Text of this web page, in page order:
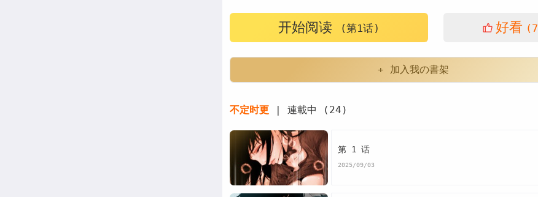
开始阅读 (第1话) 好看
+ 加入我の書架
不定时更 | 連載中 (24)
第 1 话
2025/09/03